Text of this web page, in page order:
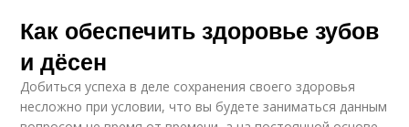
Как обеспечить здоровье зубов
и дёсен
Добиться успеха в деле сохранения своего здоровья
несложно при условии, что вы будете заниматься данным